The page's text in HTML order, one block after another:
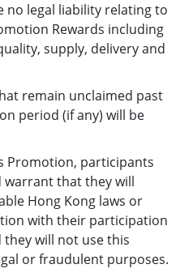
no legal liability relating to
Rewards including
supply, delivery and
remain unclaimed past
period (if any) will be
Promotion, participants
that they will
Hong Kong laws or
with their participation
will not use this
or fraudulent purposes.